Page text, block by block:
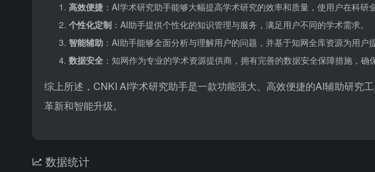
高效便捷 ：AI学术研究助手能够大幅提高学术研究的效率和质量，使用户在科研
个性化定制 ：AI助手提供个性化的知识管理与服务，满足用户不同的学术需求。
智能辅助 ：AI助手能够全面分析与理解用户的问题，并基于知网全库资源为用户
数据安全 ：知网作为专业的学术资源提供商，拥有完善的数据安全保障措施，确
综上所述，CNKI AI学术研究助手是一款功能强大、高效便捷的AI辅助研究
革新和智能升级。
数据统计